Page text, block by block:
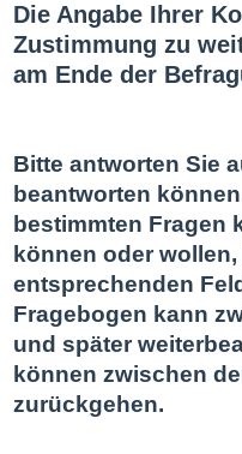
Die Angabe Ihrer
Zustimmung zu
am Ende der
Bitte antworten Sie
beantworten
bestimmten Fragen
können oder
entsprechenden
Fragebogen kann
und später
können zwischen
zurückgehen.